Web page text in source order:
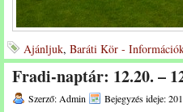
Ajánljuk, Baráti Kör -
Fradi-naptár: 12.20. –
Szerző: Admin Bejegyzés ideje: